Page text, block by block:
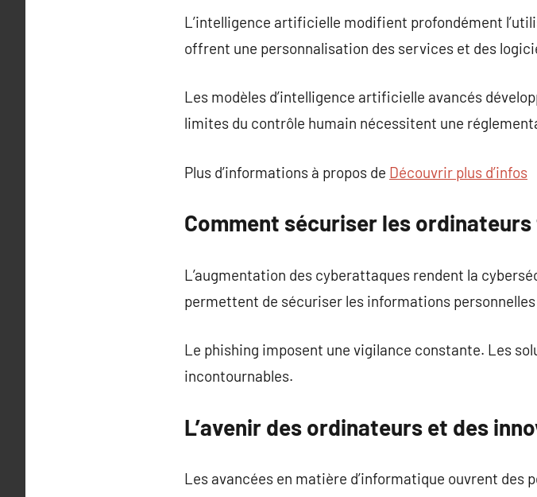
L’intelligence artificielle modifient profondément
offrent une personnalisation des services et des
Les modèles d’intelligence artificielle avancés
limites du contrôle humain nécessitent une
Plus d’informations à propos de Découvrir plus d’infos
Comment sécuriser les
L’augmentation des cyberattaques rendent la
permettent de sécuriser les informations
Le phishing imposent une vigilance constante. Les
incontournables.
L’avenir des ordinateurs et des
Les avancées en matière d’informatique ouvrent